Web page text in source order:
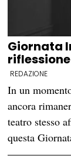
Giornata
REDAZIONE
In un
ancora
teatro stesso
questa